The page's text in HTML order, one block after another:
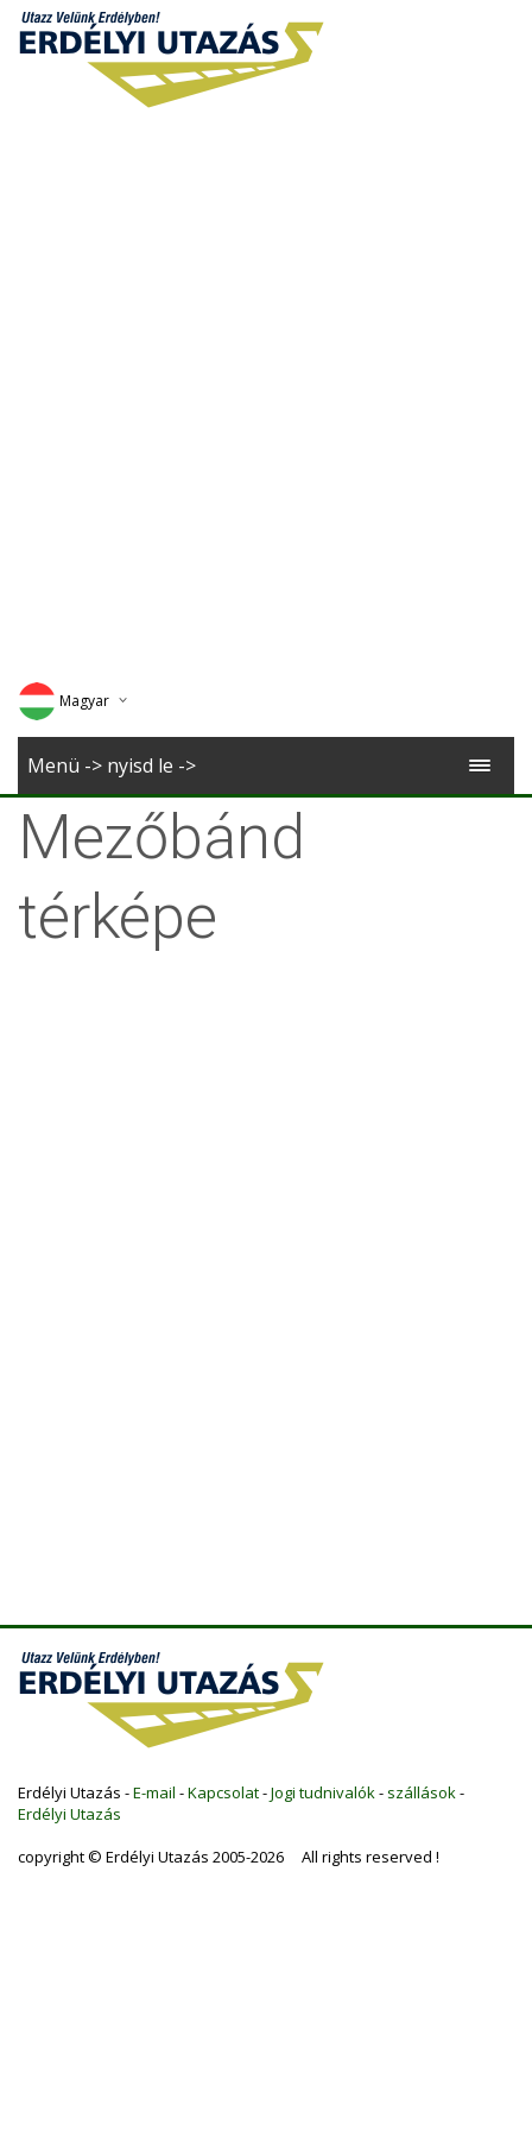
Magyar
Deutsch
Romana
Menü -> nyisd le ->
Mezőbánd
térképe
Erdélyi Utazás -E-mail -Kapcsolat-Jogi tudnivalók- szállások-
Erdélyi Utazás
copyright © Erdélyi Utazás 2005-2026 All rights reserved !